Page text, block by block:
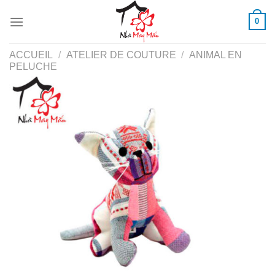
0
ACCUEIL / ATELIER DE COUTURE / ANIMAL EN
PELUCHE